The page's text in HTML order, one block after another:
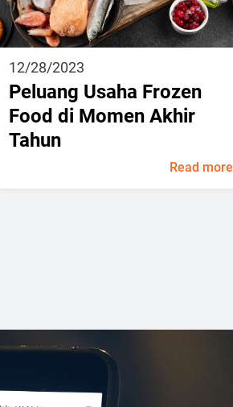
12/28/2023
Peluang Usaha Frozen
Food di Momen Akhir
Tahun
Read more